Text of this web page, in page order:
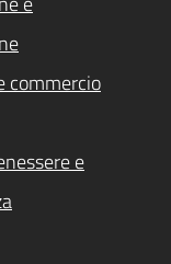
commercio
e